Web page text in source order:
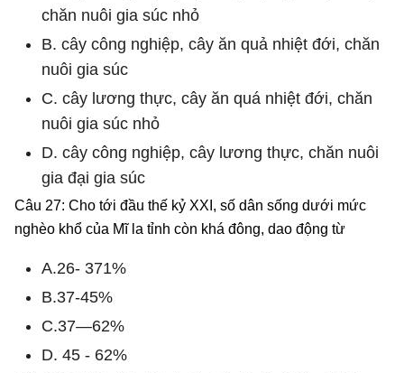
chăn nuôi gia súc nhỏ
B. cây công nghiệp, cây ăn quả nhiệt đới, chăn
nuôi gia súc
C. cây lương thực, cây ăn quá nhiệt đới, chăn
nuôi gia súc nhỏ
D. cây công nghiệp, cây lương thực, chăn nuôi
gia đại gia súc
Câu 27: Cho tới đầu thế kỷ XXI, số dân sống dưới mức
nghèo khổ của Mĩ la tỉnh còn khá đông, dao động từ
A.26- 371%
B.37-45%
C.37—62%
D. 45 - 62%